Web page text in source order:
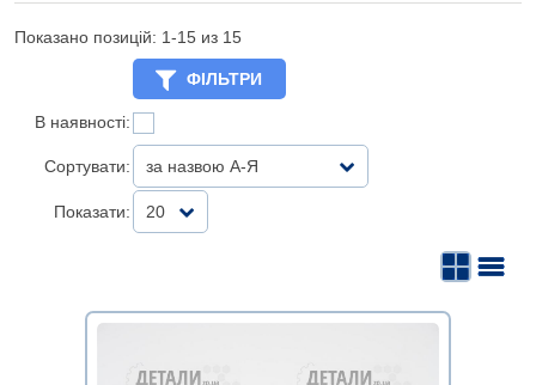
Показано позицій: 1-15 из 15
ФІЛЬТРИ
В наявності:
Сортувати: за назвою А-Я
Показати: 20